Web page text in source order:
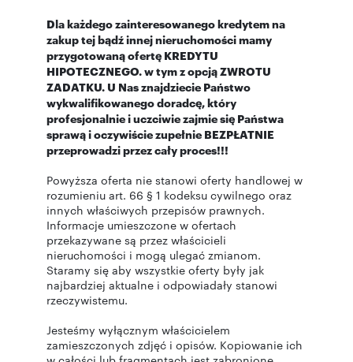
Dla każdego zainteresowanego kredytem na
zakup tej bądź innej nieruchomości mamy
przygotowaną ofertę KREDYTU
HIPOTECZNEGO. w tym z opcją ZWROTU
ZADATKU. U Nas znajdziecie Państwo
wykwalifikowanego doradcę, który
profesjonalnie i uczciwie zajmie się Państwa
sprawą i oczywiście zupełnie BEZPŁATNIE
przeprowadzi przez cały proces!!!
Powyższa oferta nie stanowi oferty handlowej w
rozumieniu art. 66 § 1 kodeksu cywilnego oraz
innych właściwych przepisów prawnych.
Informacje umieszczone w ofertach
przekazywane są przez właścicieli
nieruchomości i mogą ulegać zmianom.
Staramy się aby wszystkie oferty były jak
najbardziej aktualne i odpowiadały stanowi
rzeczywistemu.
Jesteśmy wyłącznym właścicielem
zamieszczonych zdjęć i opisów. Kopiowanie ich